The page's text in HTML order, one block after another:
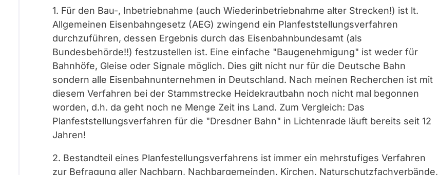
1. Für den Bau-, Inbetriebnahme (auch Wiederinbetriebnahme alter Strecken!) ist lt.
Allgemeinen Eisenbahngesetz (AEG) zwingend ein Planfeststellungsverfahren
durchzuführen, dessen Ergebnis durch das Eisenbahnbundesamt (als
Bundesbehörde!!) festzustellen ist. Eine einfache "Baugenehmigung" ist weder für
Bahnhöfe, Gleise oder Signale möglich. Dies gilt nicht nur für die Deutsche Bahn
sondern alle Eisenbahnunternehmen in Deutschland. Nach meinen Recherchen ist mit
diesem Verfahren bei der Stammstrecke Heidekrautbahn noch nicht mal begonnen
worden, d.h. da geht noch ne Menge Zeit ins Land. Zum Vergleich: Das
Planfeststellungsverfahren für die "Dresdner Bahn" in Lichtenrade läuft bereits seit 12
Jahren!
2. Bestandteil eines Planfestellungsverfahrens ist immer ein mehrstufiges Verfahren
zur Befragung aller Nachbarn, Nachbargemeinden, Kirchen, Naturschutzfachverbände,